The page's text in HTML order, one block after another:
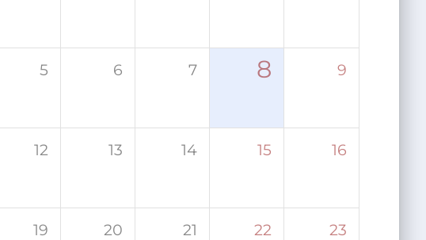
5 6 7 8 9
12 13 14 15 16
19 20 21 22 23